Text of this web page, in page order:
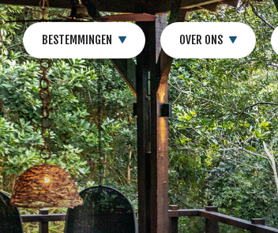
BESTEMMINGEN OVER ONS